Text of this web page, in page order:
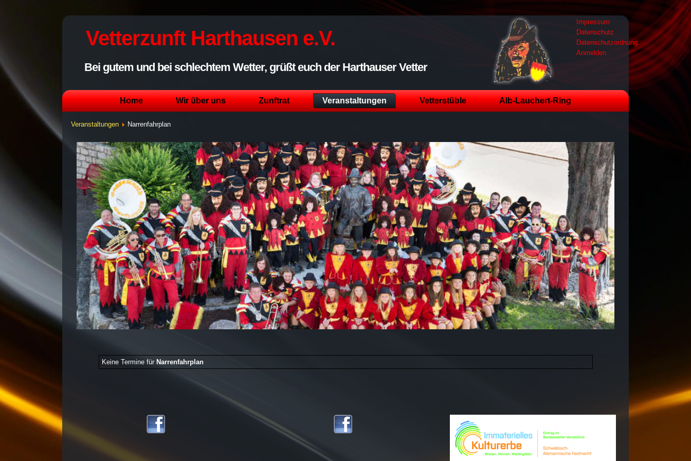
Impressum
Datenschutz
Datenschutzordnung
Anmelden
Vetterzunft Harthausen e.V.
Bei gutem und bei schlechtem Wetter, grüßt euch der Harthauser Vetter
Home Wir über uns Zunftrat Veranstaltungen Vetterstüble Alb-Lauchert-Ring
Veranstaltungen Narrenfahrplan
Keine Termine für Narrenfahrplan